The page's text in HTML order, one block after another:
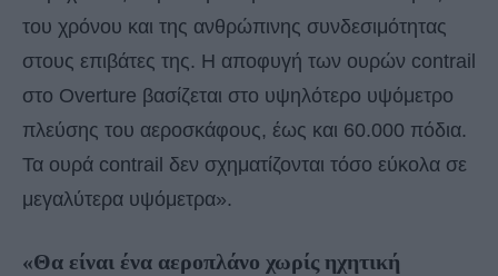
του χρόνου και της ανθρώπινης συνδεσιμότητας
στους επιβάτες της. Η αποφυγή των ουρών contrail
στο Overture βασίζεται στο υψηλότερο υψόμετρο
πλεύσης του αεροσκάφους, έως και 60.000 πόδια.
Τα ουρά contrail δεν σχηματίζονται τόσο εύκολα σε
μεγαλύτερα υψόμετρα».
«Θα είναι ένα αεροπλάνο χωρίς ηχητική